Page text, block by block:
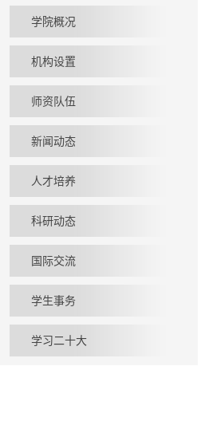
学院概况
机构设置
师资队伍
新闻动态
人才培养
科研动态
国际交流
学生事务
学习二十大